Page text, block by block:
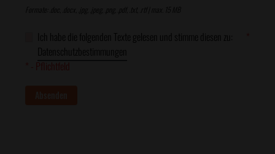
Formate: .doc, .docx, .jpg, .jpeg, .png, .pdf, .txt, .rtf | max. 15 MB
Ich habe die folgenden Texte gelesen und stimme diesen zu:
Datenschutzbestimmungen
* - Pflichtfeld